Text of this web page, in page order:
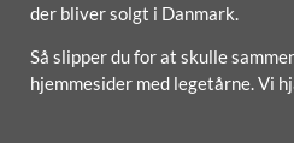
der bliver solgt i Danmark.
Så slipper du for at skulle
hjemmesider med legetårne. Vi